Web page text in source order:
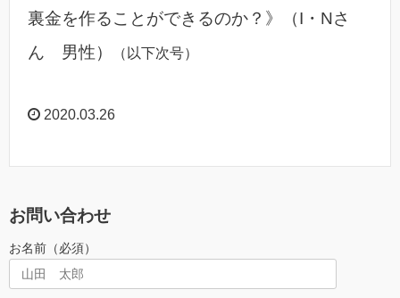
裏金を作ることができるのか？》（I・Nさ
ん 男性）
（以下次号）
2020.03.26
お問い合わせ
お名前（必須）